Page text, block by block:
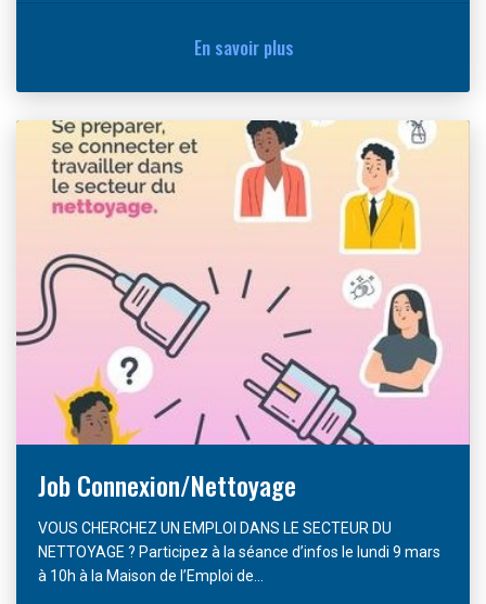
En savoir plus
Job Connexion/Nettoyage
VOUS CHERCHEZ UN EMPLOI DANS LE SECTEUR DU
NETTOYAGE ? Participez à la séance d’infos le lundi 9 mars
à 10h à la Maison de l’Emploi de...